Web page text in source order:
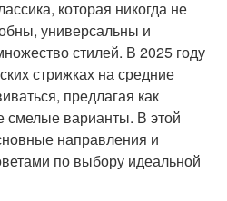
которая никогда не
универсальны и
стилей. В 2025 году
стрижках на средние
предлагая как
смелые варианты. В этой
направления и
по выбору идеальной